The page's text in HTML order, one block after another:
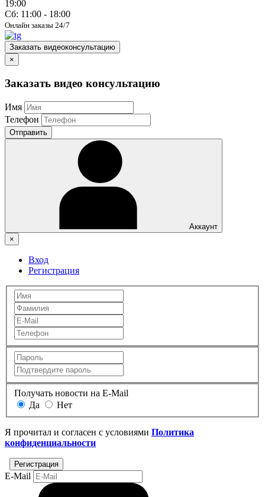
19:00
Сб: 11:00 - 18:00
Онлайн заказы 24/7
Заказать видеоконсультацию
×
Заказать видео консультацию
Имя
Телефон
Отправить
Аккаунт
×
Вход
Регистрация
Получать новости на E-Mail
Да
Нет
Я прочитал и согласен с условиями Политика
конфиденциальности
E-Mail